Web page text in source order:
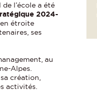
l’école a été
2024-
en étroite
ses
au
Alpes.
création,
activités.